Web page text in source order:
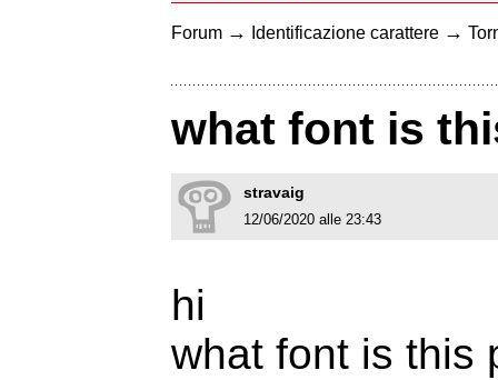
Forum → Identificazione carattere →
what font is
stravaig
12/06/2020 alle 23:43
hi
what font is this